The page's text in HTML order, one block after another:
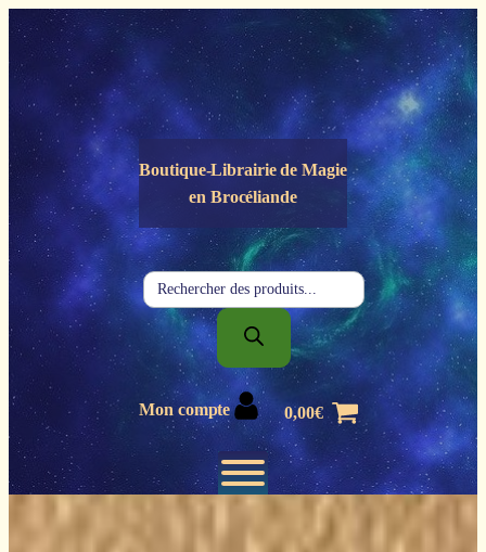
Panneau de gestion des cookies
Boutique-Librairie deMagie
en Brocéliande
Recherche
de
produits
Mon compte 0,00€